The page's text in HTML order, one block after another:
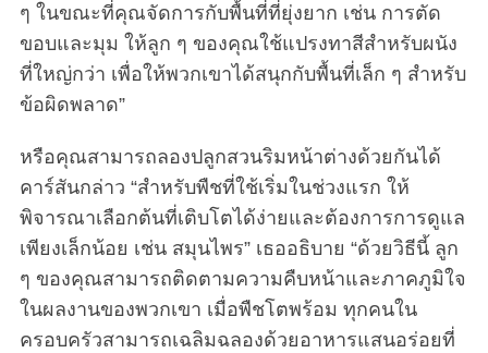
ๆ ในขณะที่คุณจัดการกับพื้นที่ที่ยุ่งยาก เช่น การตัด
ขอบและมุม ให้ลูก ๆ ของคุณใช้แปรงทาสีสำหรับผนัง
ที่ใหญ่กว่า เพื่อให้พวกเขาได้สนุกกับพื้นที่เล็ก ๆ สำหรับ
ข้อผิดพลาด”
หรือคุณสามารถลองปลูกสวนริมหน้าต่างด้วยกันได้
คาร์สันกล่าว “สำหรับพืชที่ใช้เริ่มในช่วงแรก ให้
พิจารณาเลือกต้นที่เติบโตได้ง่ายและต้องการการดูแล
เพียงเล็กน้อย เช่น สมุนไพร” เธออธิบาย “ด้วยวิธีนี้ ลูก
ๆ ของคุณสามารถติดตามความคืบหน้าและภาคภูมิใจ
ในผลงานของพวกเขา เมื่อพืชโตพร้อม ทุกคนใน
ครอบครัวสามารถเฉลิมฉลองด้วยอาหารแสนอร่อยที่
e
a
r
c
o
r